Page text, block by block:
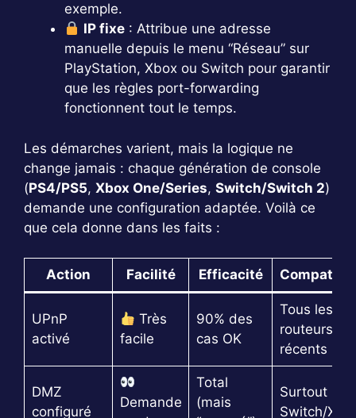
exemple.
IP fixe : Attribue une adresse
manuelle depuis le menu “Réseau” sur
PlayStation, Xbox ou Switch pour garantir
que les règles port-forwarding
fonctionnent tout le temps.
Les démarches varient, mais la logique ne
change jamais : chaque génération de console
(PS4/PS5, Xbox One/Series, Switch/Switch 2)
demande une configuration adaptée. Voilà ce
que cela donne dans les faits :
Action Facilité Efficacité
UPnP
activé
Très
facile
90% des
cas OK
Tous les
routeurs
récents
DMZ
configuré
Demande
Total
(mais
Surtout
Switch/